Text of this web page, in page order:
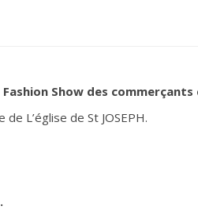
Fashion Show des
de L’église de St JOSEPH.